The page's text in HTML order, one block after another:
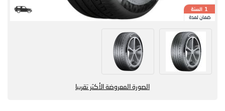
1 السنة
ضمان لمدة
الصورة المعروضة الأكثر تقريبا